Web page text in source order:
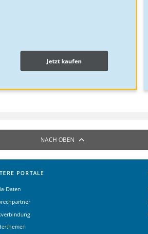
Jetzt kaufen
NACH OBEN
PORTALE
Daten